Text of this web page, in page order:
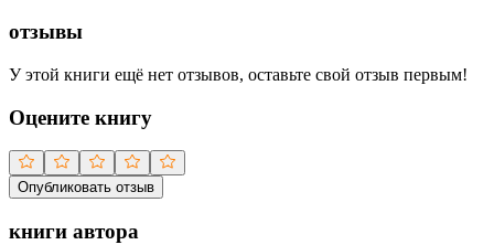
отзывы
У этой книги ещё нет отзывов, оставьте свой отзыв первым!
Оцените книгу
Опубликовать отзыв
книги автора